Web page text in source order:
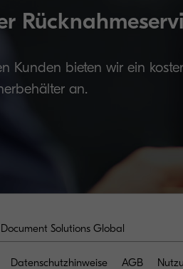
Kunden bieten wir ein
an.
Solutions Global
Datenschutzhinweise AGB